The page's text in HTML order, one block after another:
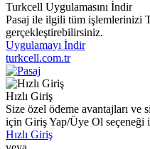
Turkcell Uygulamasını İndir
Pasaj ile ilgili tüm işlemlerinizi
gerçekleştirebilirsiniz.
Uygulamayı İndir
turkcell.com.tr
Hızlı Giriş
Size özel ödeme avantajları ve
için Giriş Yap/Üye Ol seçeneği
Hızlı Giriş